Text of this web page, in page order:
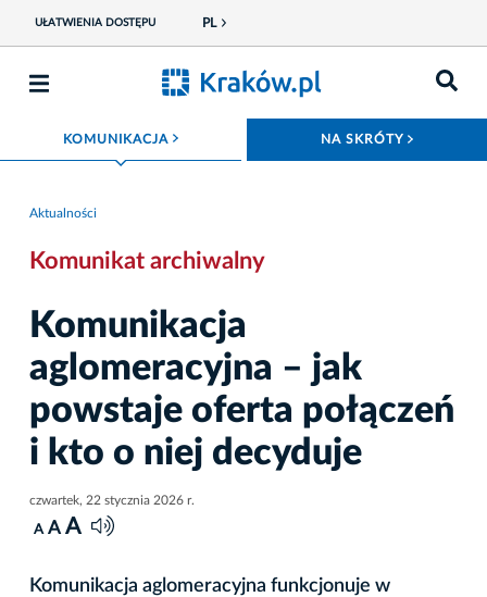
UŁATWIENIA DOSTĘPU PL
KOMUNIKACJA ROZWIŃ MENU NA SKRÓTY
Aktualności
Komunikat archiwalny
Komunikacja
aglomeracyjna – jak
powstaje oferta połączeń
i kto o niej decyduje
czwartek, 22 stycznia 2026 r.
A A A
Komunikacja aglomeracyjna funkcjonuje w